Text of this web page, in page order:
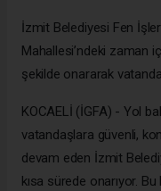
İzmit Belediyesi Fen
Mahallesi’ndeki zaman
şekilde onararak
KOCAELİ (İGFA) - Yol
vatandaşlara güvenli,
devam eden İzmit
kısa sürede onarıyor.